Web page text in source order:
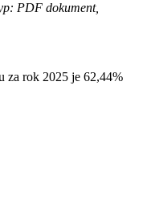
PDF dokument,
za rok 2025 je 62,44%